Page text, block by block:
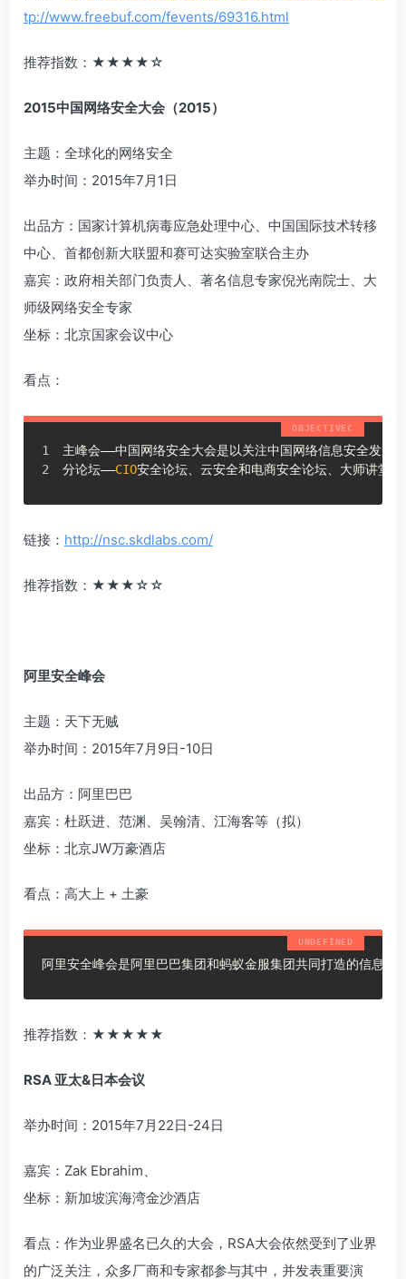
tp://www.freebuf.com/fevents/69316.html
推荐指数：‍‍★★★★☆‍‍
2015中国网络安全大会（2015）
主题：全球化的网络安全
举办时间：2015年7月1日
出品方：国家计算机病毒应急处理中心、中国国际技术转移
中心、首都创新大联盟和赛可达实验室联合主办
嘉宾：政府相关部门负责人、著名信息专家倪光南院士、大
师级网络安全专家
坐标：北京国家会议中心
看点：
主峰会——中国网络安全大会是以关注中国网络信息安全发展
分论坛——CIO安全论坛、云安全和电商安全论坛、大师讲堂。
链接： http://nsc.skdlabs.com/
推荐指数：‍‍★★★☆☆
阿里安全峰会
主题：天下无贼
举办时间：2015年7月9日-10日
出品方：阿里巴巴
嘉宾：杜跃进、范渊、吴翰清、江海客等（拟）
坐标：北京JW万豪酒店
看点：高大上 + 土豪
阿里安全峰会是阿里巴巴集团和蚂蚁金服集团共同打造的信息
推荐指数：‍‍★★★★★‍‍
RSA亚太&日本会议
举办时间：2015年7月22日-24日
嘉宾：Zak Ebrahim、
坐标：新加坡滨海湾金沙酒店
看点：作为业界盛名已久的大会，RSA大会依然受到了业界
的广泛关注，众多厂商和专家都参与其中，并发表重要演